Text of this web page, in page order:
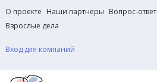
О проекте Наши партнеры Вопрос-ответ
Взрослые дела
Вход для компаний